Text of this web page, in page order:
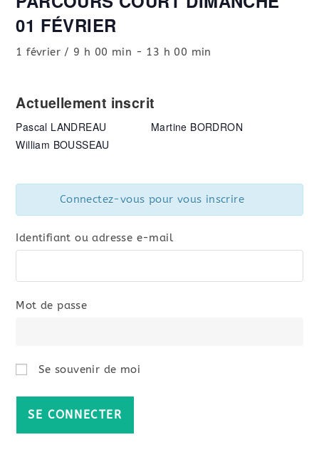
01 FÉVRIER
1 février / 9 h 00 min - 13 h 00 min
Actuellement inscrit
Pascal LANDREAU
William BOUSSEAU
Martine BORDRON
Connectez-vous pour vous inscrire
Identifiant ou adresse e-mail
Mot de passe
Se souvenir de moi